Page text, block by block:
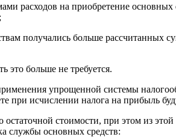
расходов на приобретение
получались больше рассчитанных
это больше не требуется.
упрощенной системы
при исчислении налога на прибыль
остаточной стоимости, при этом из
службы основных средств: